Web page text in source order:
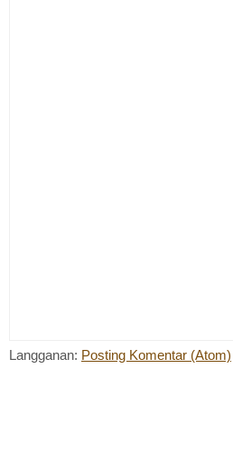
Langganan: Posting Komentar (Atom)